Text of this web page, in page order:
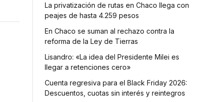
La privatización de rutas en Chaco llega con
peajes de hasta 4.259 pesos
En Chaco se suman al rechazo contra la
reforma de la Ley de Tierras
Lisandro: «La idea del Presidente Milei es
llegar a retenciones cero»
Cuenta regresiva para el Black Friday 2026:
Descuentos, cuotas sin interés y reintegros